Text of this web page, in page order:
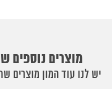
מוצרים נוספים
יש לנו עוד המון מוצרים